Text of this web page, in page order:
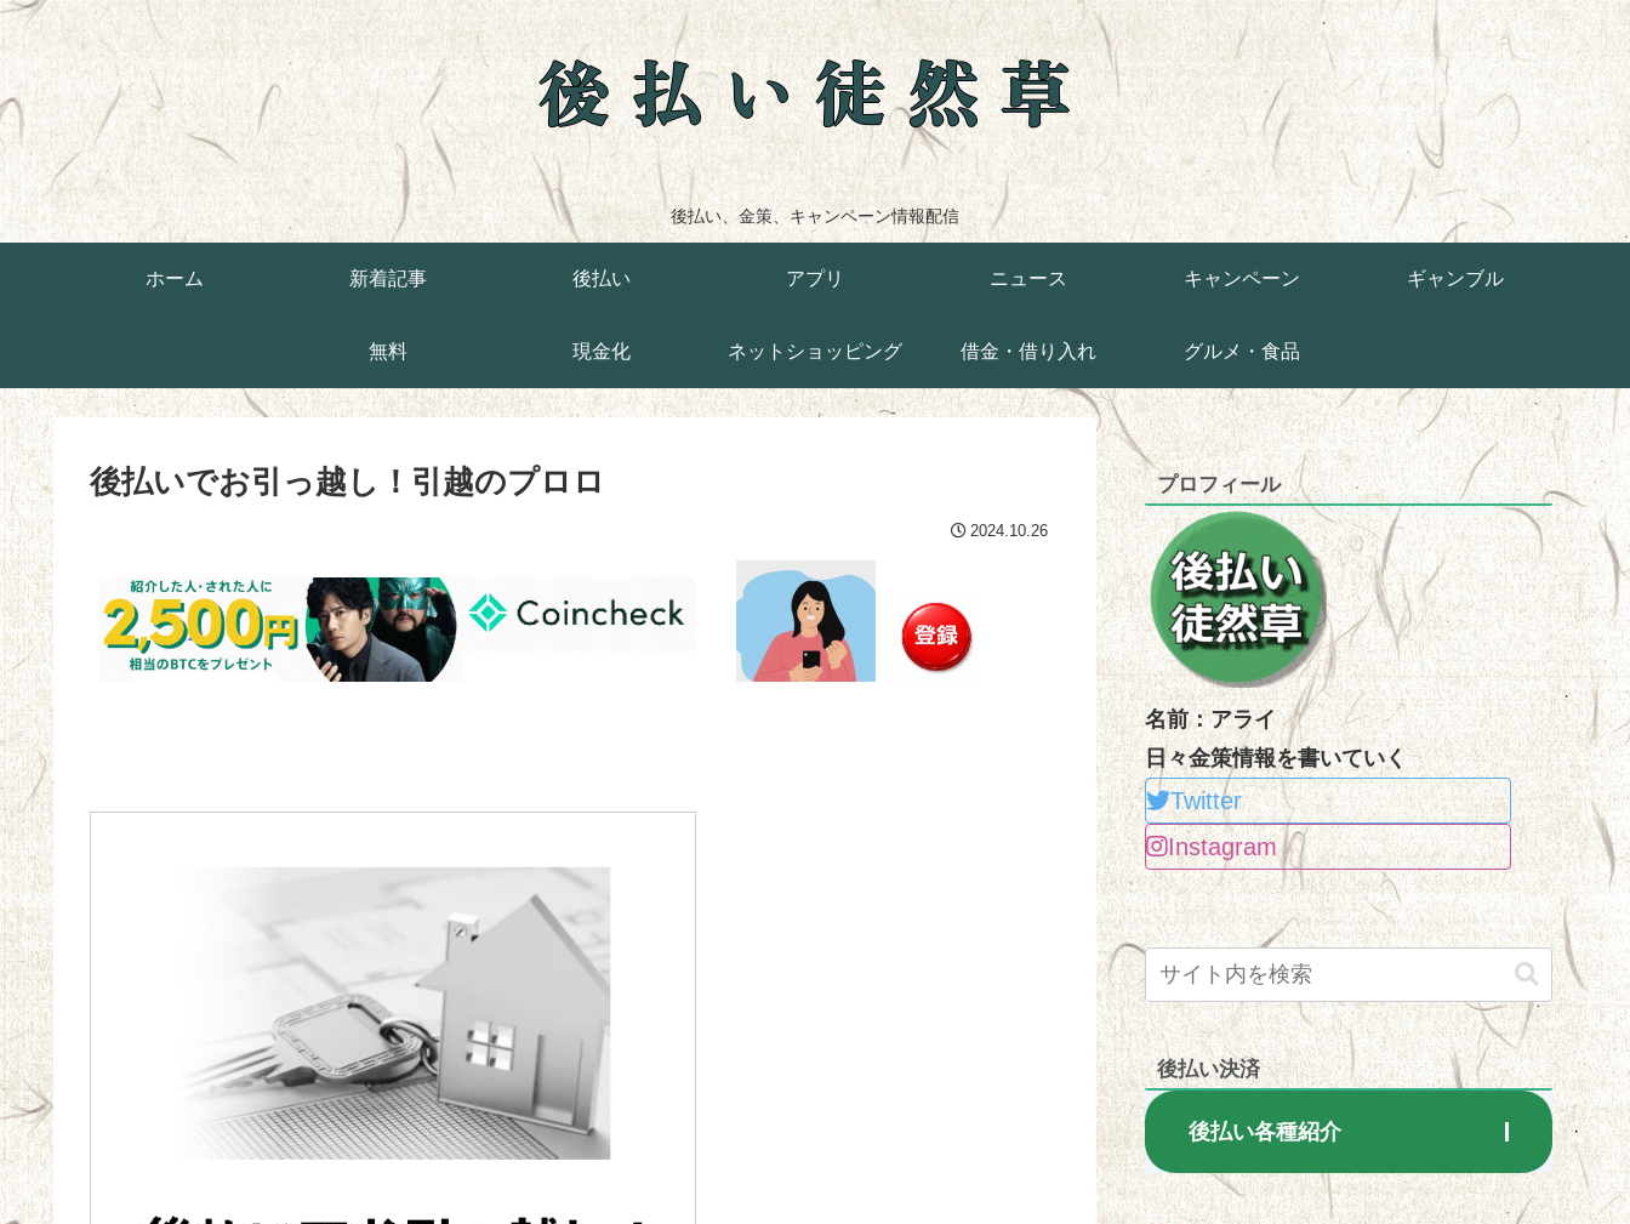
後払い徒然草
後払い、金策、キャンペーン情報配信
ホーム 新着記事 後払い アプリ ニュース キャンペーン ギャンブル
無料 現金化 ネットショッピング 借金・借り入れ グルメ・食品
後払いでお引っ越し！引越のプロロ
2024.10.26
プロフィール
名前：アライ
日々金策情報を書いていく
Twitter
Instagram
後払い決済
後払い各種紹介